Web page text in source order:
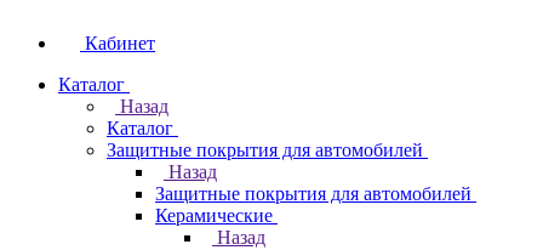
Кабинет
Каталог
Назад
Каталог
Защитные покрытия для автомобилей
Назад
Защитные покрытия для автомобилей
Керамические
Назад